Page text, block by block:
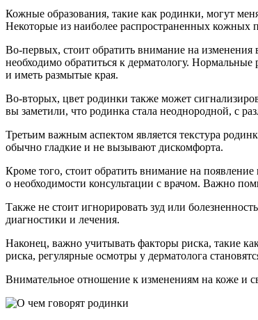
Кожные образования, такие как родинки, могут
Некоторые из наиболее распространенных
Во-первых, стоит обратить внимание на изменения
необходимо обратиться к дерматологу.
и иметь размытые края.
Во-вторых, цвет родинки также может
вы заметили, что родинка стала неоднородной, с
Третьим важным аспектом является текстура
обычно гладкие и не вызывают дискомфорта.
Кроме того, стоит обратить внимание на
о необходимости консультации с врачом. Важно
Также не стоит игнорировать зуд или
диагностики и лечения.
Наконец, важно учитывать факторы риска, такие
риска, регулярные осмотры у дерматолога
Внимательное отношение к изменениям на коже и